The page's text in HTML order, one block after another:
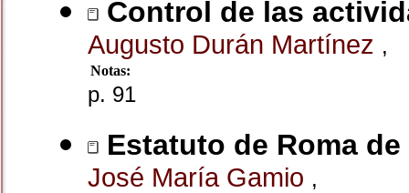
Control de las
Augusto Durán Martínez ,
Notas:
p. 91
Estatuto de Roma
José María Gamio ,